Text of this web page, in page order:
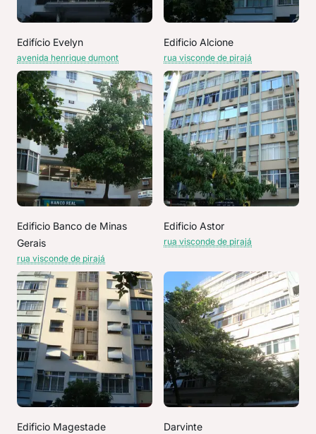
Edifício Evelyn
avenida henrique dumont
Edificio Alcione
rua visconde de pirajá
Edificio Banco de Minas
Gerais
rua visconde de pirajá
Edificio Astor
rua visconde de pirajá
Edificio Magestade Darvinte